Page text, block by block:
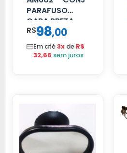
PARAFUSO
CARA PRETA
PARCIAL
R$98,00
Em até3x de R$
32,66 sem juros